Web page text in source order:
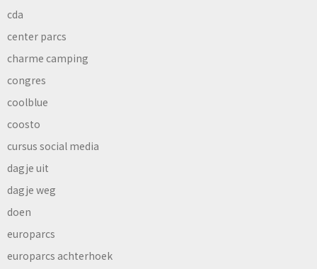
cda
center parcs
charme camping
congres
coolblue
coosto
cursus social media
dagje uit
dagje weg
doen
europarcs
europarcs achterhoek